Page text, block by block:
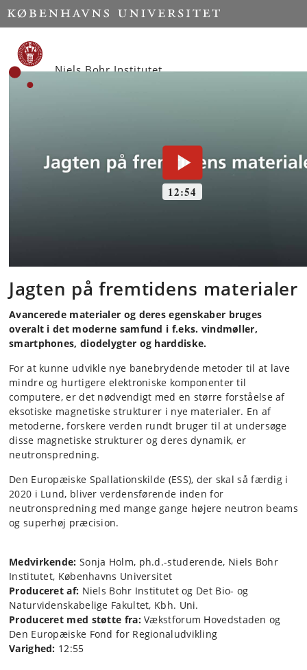
Start
Niels Bohr Institutet
Jagten på fremtidens materialer
Avancerede materialer og deres egenskaber bruges
overalt i det moderne samfund i f.eks. vindmøller,
smartphones, diodelygter og harddiske.
For at kunne udvikle nye banebrydende metoder til at lave
mindre og hurtigere elektroniske komponenter til
computere, er det nødvendigt med en større forståelse af
eksotiske magnetiske strukturer i nye materialer. En af
metoderne, forskere verden rundt bruger til at undersøge
disse magnetiske strukturer og deres dynamik, er
neutronspredning.
Den Europæiske Spallationskilde (ESS), der skal så færdig i
2020 i Lund, bliver verdensførende inden for
neutronspredning med mange gange højere neutron beams
og superhøj præcision.
Medvirkende: Sonja Holm, ph.d.-studerende, Niels Bohr
Institutet, Københavns Universitet
Produceret af: Niels Bohr Institutet og Det Bio- og
Naturvidenskabelige Fakultet, Kbh. Uni.
Produceret med støtte fra:Vækstforum Hovedstaden og
Den Europæiske Fond for Regionaludvikling
Varighed: 12:55